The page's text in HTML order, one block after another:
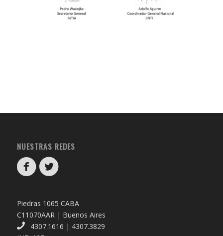
NUESTRAS REDES
Piedras 1065 CABA
C11070AAR | Buenos Aires
4307.1616 | 4307.3829